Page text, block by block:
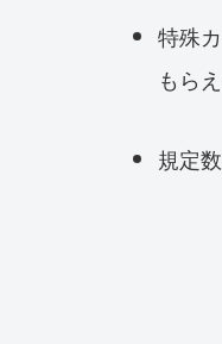
特殊
もら
規定